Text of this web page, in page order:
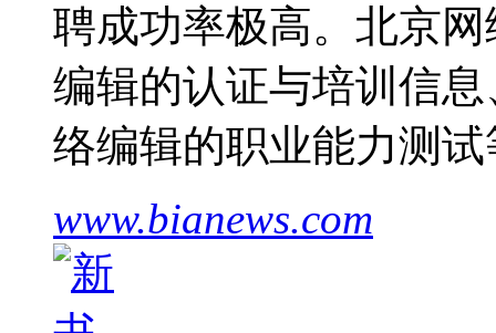
聘成功率极高。北京
编辑的认证与培训信
络编辑的职业能力测
www.bianews.com